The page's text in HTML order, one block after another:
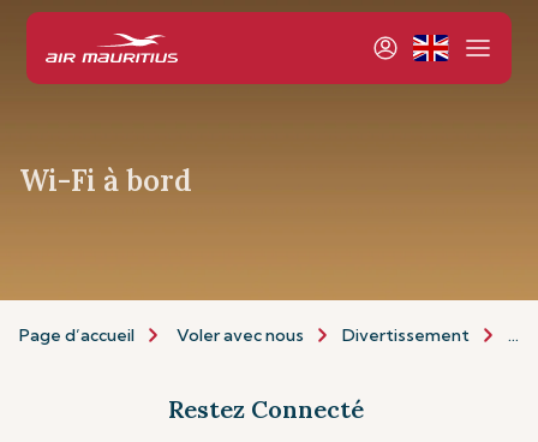
Wi-Fi à bord
Page d’accueil Voler avec nous Divertissement
Restez Connecté